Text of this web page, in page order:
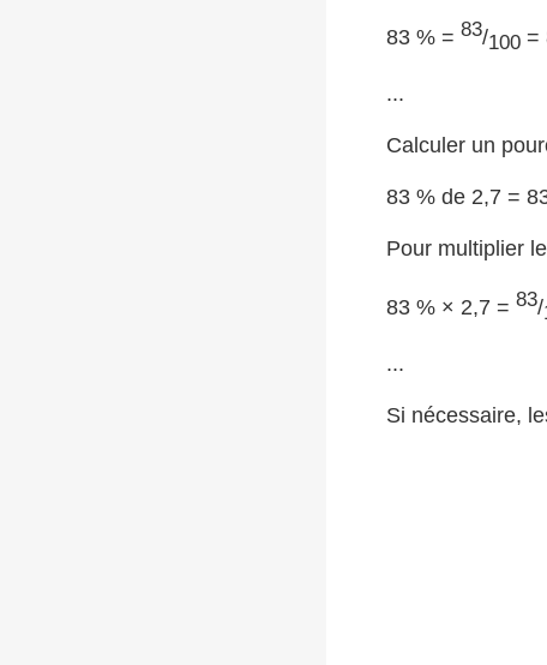
83 % =83/100 =
...
Calculer un
83 % de 2,7 =
Pour multiplier
83 % × 2,7 =83/
...
Si nécessaire,